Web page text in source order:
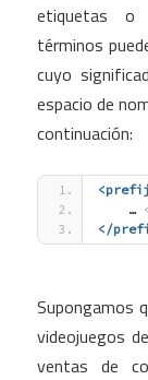
etiquetas o
términos
cuyo
espacio de
continuación:
    …
</
Supongamos
videojuegos
ventas de